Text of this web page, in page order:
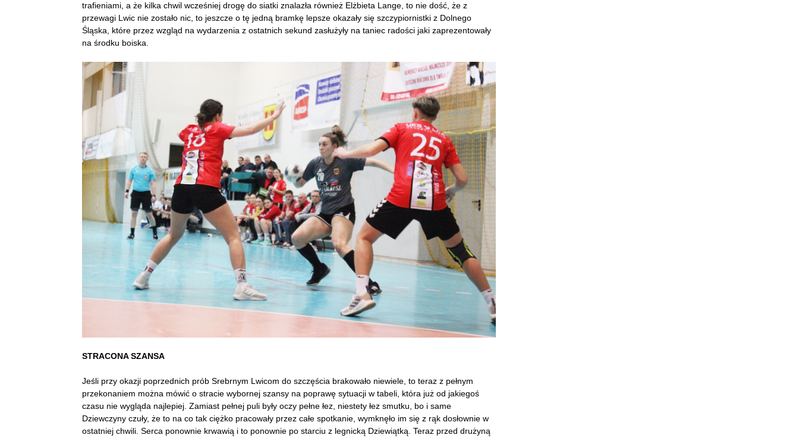
trafieniami, a że kilka chwil wcześniej drogę do siatki znalazła również Elżbieta Lange, to nie dość, że z
przewagi Lwic nie zostało nic, to jeszcze o tę jedną bramkę lepsze okazały się szczypiornistki z Dolnego
Śląska, które przez wzgląd na wydarzenia z ostatnich sekund zasłużyły na taniec radości jaki zaprezentowały
na środku boiska.
STRACONA SZANSA
Jeśli przy okazji poprzednich prób Srebrnym Lwicom do szczęścia brakowało niewiele, to teraz z pełnym
przekonaniem można mówić o stracie wybornej szansy na poprawę sytuacji w tabeli, która już od jakiegoś
czasu nie wygląda najlepiej. Zamiast pełnej puli były oczy pełne łez, niestety łez smutku, bo i same
Dziewczyny czuły, że to na co tak ciężko pracowały przez całe spotkanie, wymknęło im się z rąk dosłownie w
ostatniej chwili. Serca ponownie krwawią i to ponownie po starciu z legnicką Dziewiątką. Teraz przed drużyną